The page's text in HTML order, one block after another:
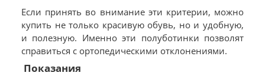
Если принять во внимание эти критерии, можно
купить не только красивую обувь, но и удобную,
и полезную. Именно эти полуботинки позволят
справиться с ортопедическими отклонениями.
Показания